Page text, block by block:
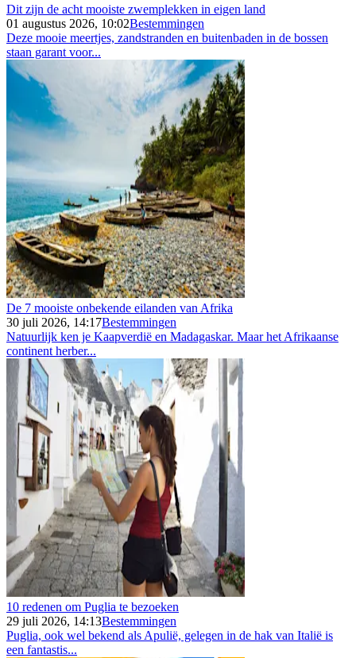
Dit zijn de acht mooiste zwemplekken in eigen land
01 augustus 2026, 10:02Bestemmingen
Deze mooie meertjes, zandstranden en buitenbaden in de bossen
staan garant voor...
De 7 mooiste onbekende eilanden van Afrika
30 juli 2026, 14:17Bestemmingen
Natuurlijk ken je Kaapverdië en Madagaskar. Maar het Afrikaanse
continent herber...
10 redenen om Puglia te bezoeken
29 juli 2026, 14:13Bestemmingen
Puglia, ook wel bekend als Apulië, gelegen in de hak van Italië is
een fantastis...